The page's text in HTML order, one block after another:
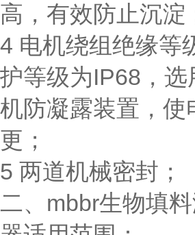
高，有效防止沉淀
4 电机绕组绝缘等
护等级为IP68，选
机防凝露装置，使
更；
5 两道机械密封；
二、mbbr生物填